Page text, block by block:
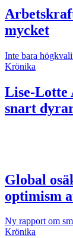
mycket
Inte bara
Krönika
Lise-Lotte
snart
Global
optimism
Ny rapport om
Krönika